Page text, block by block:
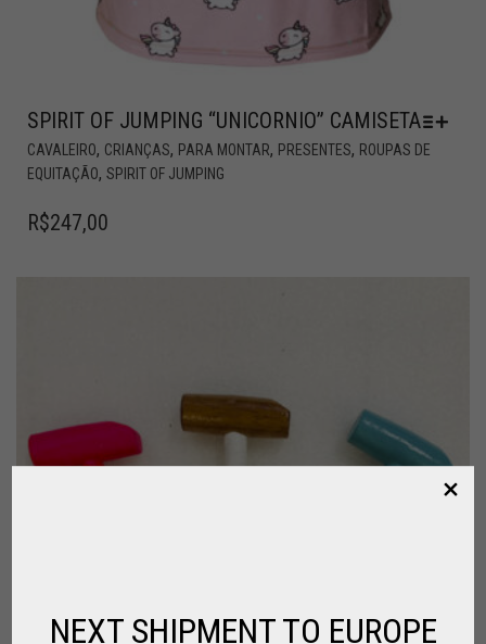
SPIRIT OF JUMPING “UNICORNIO” CAMISETA
CAVALEIRO, CRIANÇAS, PARA MONTAR, PRESENTES, ROUPAS DE
EQUITAÇÃO, SPIRIT OF JUMPING
R$247,00
NEXT SHIPMENT TO EUROPE